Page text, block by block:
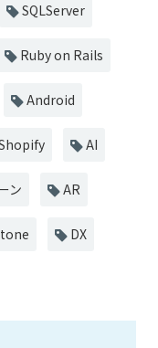
SQLServer
Ruby on Rails
Android
AI
ン AR
DX